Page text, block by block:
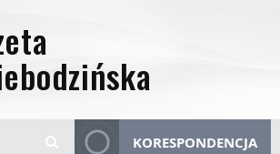
KORESPONDENCJA